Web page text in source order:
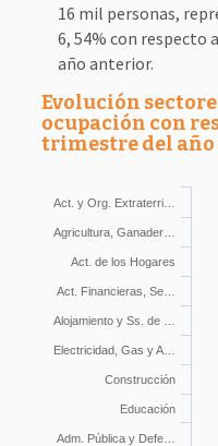
16 mil personas,
6, 54% con
año anterior.
Evolución
ocupación con
trimestre del
Act. y Org. Extraterri…
Agricultura, Ganader…
Act. de los Hogares
Act. Financieras, Se…
Alojamiento y Ss. de …
Electricidad, Gas y A…
Construcción
Educación
Adm. Pública y Defe…